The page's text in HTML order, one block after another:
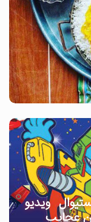
ویدیو